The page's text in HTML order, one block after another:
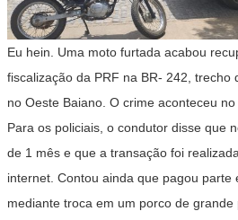
Eu hein. Uma moto furtada acabou
fiscalização da PRF na BR- 242, trecho
no Oeste Baiano. O crime aconteceu no
Para os policiais, o condutor disse que
de 1 mês e que a transação foi
internet. Contou ainda que pagou
mediante troca em um porco de grande